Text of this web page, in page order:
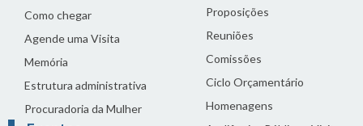
Como chegar
Agende uma Visita
Memória
Estrutura administrativa
Procuradoria da Mulher
Proposições
Reuniões
Comissões
Ciclo Orçamentário
Homenagens